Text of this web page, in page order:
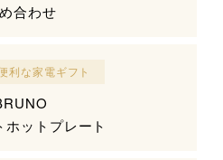
合わせ
利な家電ギフト
ホットプレート